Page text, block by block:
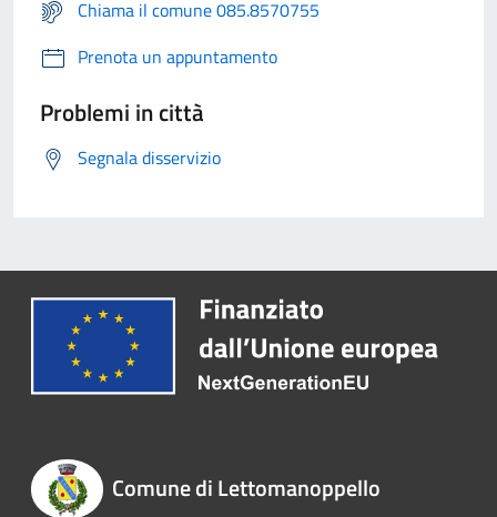
Chiama il comune 085.8570755
Prenota un appuntamento
Problemi in città
Segnala disservizio
Comune di Lettomanoppello